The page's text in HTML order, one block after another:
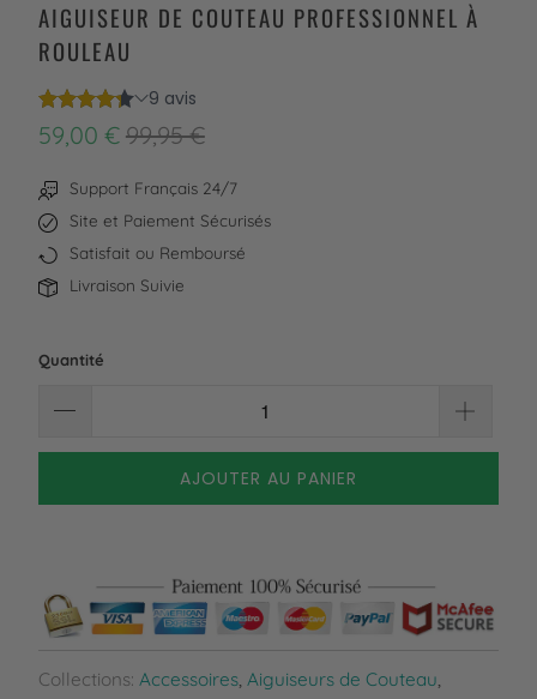
AIGUISEUR DE COUTEAU PROFESSIONNEL À
ROULEAU
59,00 € 99,95 €
Support Français 24/7
Site et Paiement Sécurisés
Satisfait ou Remboursé
Livraison Suivie
Quantité
AJOUTER AU PANIER
Collections: Accessoires, Aiguiseurs de Couteau,